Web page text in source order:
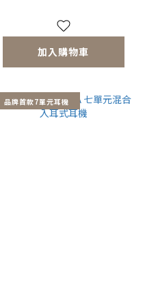
加入購物車
品牌首款7單元耳機